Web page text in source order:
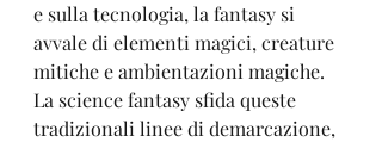
e sulla tecnologia, la fantasy si
avvale di elementi magici, creature
mitiche e ambientazioni magiche.
La science fantasy sfida queste
tradizionali linee di demarcazione,